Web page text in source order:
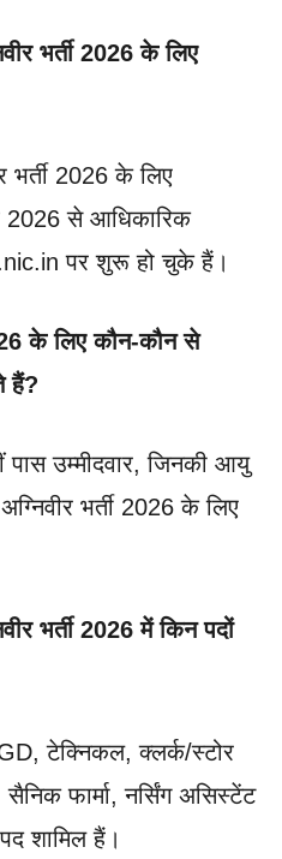
भर्ती 2026 के लिए
भर्ती 2026 के लिए
से आधिकारिक
पर शुरू हो चुके हैं।
के लिए कौन-कौन से
हैं?
पास उम्मीदवार, जिनकी आयु
भर्ती 2026 के लिए
भर्ती 2026 में किन पदों
GD, टेक्निकल, क्लर्क/स्टोर
फार्मा, नर्सिंग असिस्टेंट
शामिल हैं।